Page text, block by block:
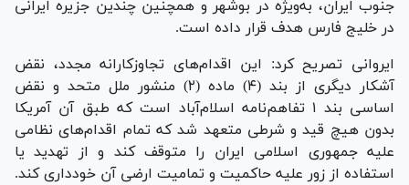
جنوب ایران، به‌ویژه در بوشهر و همچنین چندین جزیره ایرانی
در خلیج فارس هدف قرار داده است.
ایروانی تصریح کرد: این اقدام‌های تجاوزکارانه مجدد، نقض
آشکار دیگری از بند (۴) ماده (۲) منشور ملل متحد و نقض
اساسی بند ۱ تفاهم‌نامه اسلام‌آباد است که طبق آن آمریکا
بدون هیچ قید و شرطی متعهد شد که تمام اقدام‌های نظامی
علیه جمهوری اسلامی ایران را متوقف کند و از تهدید یا
استفاده از زور علیه حاکمیت و تمامیت ارضی آن خودداری کند.